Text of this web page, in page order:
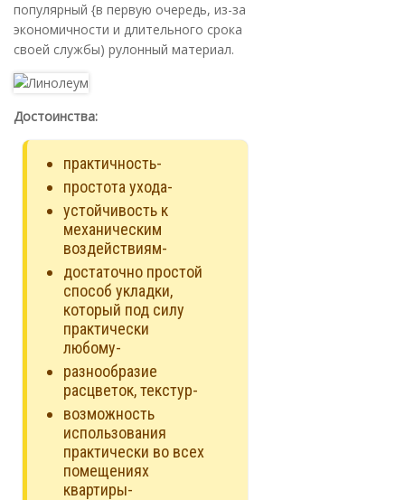
популярный {в первую очередь, из-за
экономичности и длительного срока
своей службы) рулонный материал.
Достоинства:
практичность-
простота ухода-
устойчивость к
механическим
воздействиям-
достаточно простой
способ укладки,
который под силу
практически
любому-
разнообразие
расцветок, текстур-
возможность
использования
практически во всех
помещениях
квартиры-